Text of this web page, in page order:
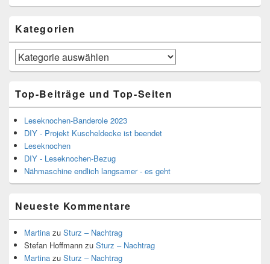
Kategorien
Kategorien
Top-Beiträge und Top-Seiten
Leseknochen-Banderole 2023
DIY - Projekt Kuscheldecke ist beendet
Leseknochen
DIY - Leseknochen-Bezug
Nähmaschine endlich langsamer - es geht
Neueste Kommentare
Martina zu Sturz – Nachtrag
Stefan Hoffmann zu Sturz – Nachtrag
Martina zu Sturz – Nachtrag